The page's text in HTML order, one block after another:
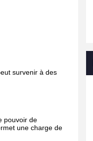
survenir à des
pouvoir de
une charge de